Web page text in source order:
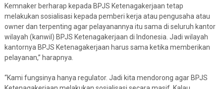
Kemnaker berharap kepada BPJS Ketenagakerjaan tetap
melakukan sosialisasi kepada pemberi kerja atau pengusaha atau
owner dan terpenting agar pelayanannya itu sama di seluruh kantor
wilayah (kanwil) BPJS Ketenagakerjaan di Indonesia. Jadi wilayah
kantornya BPJS Ketenagakerjaan harus sama ketika memberikan
pelayanan,” harapnya.
“Kami fungsinya hanya regulator. Jadi kita mendorong agar BPJS